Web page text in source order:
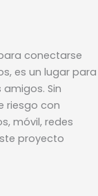
conectarse
es un lugar para
Sin
riesgo con
móvil, redes
proyecto